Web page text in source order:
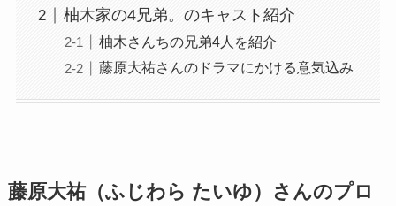
柚木家の4兄弟。のキャスト紹介
柚木さんちの兄弟4人を紹介
藤原大祐さんのドラマにかける意気込み
藤原大祐（ふじわら たいゆ）さんのプロ